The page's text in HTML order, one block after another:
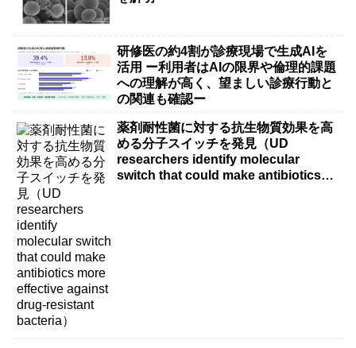
研修医の約4割が診療現場で生成AIを
活用 ー利用者はAIの限界や倫理的課題
への理解が高く、望ましい診療行動と
の関連も確認ー
薬剤耐性菌に対する抗生物質効果を高
める分子スイッチを発見（UD
researchers identify molecular
switch that could make antibiotics